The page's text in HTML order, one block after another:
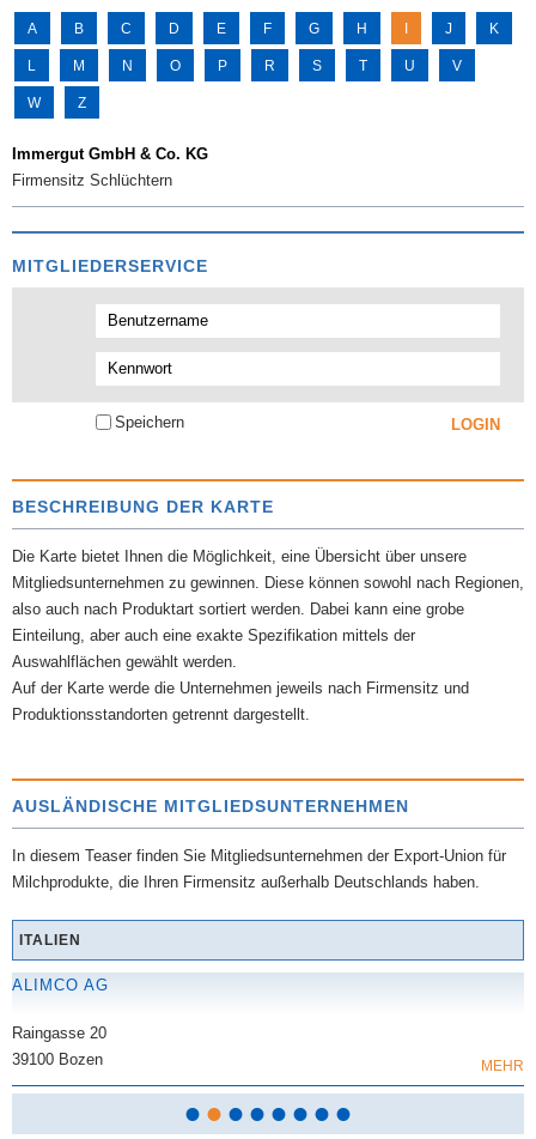
A B C D E F G H J K
M N O P R S T U V
W Z
Immergut GmbH & Co. KG
Firmensitz Schlüchtern
MITGLIEDERSERVICE
Speichern
BESCHREIBUNG DER KARTE
Die Karte bietet Ihnen die Möglichkeit, eine Übersicht über unsere
Mitgliedsunternehmen zu gewinnen. Diese können sowohl nach Regionen,
also auch nach Produktart sortiert werden. Dabei kann eine grobe
Einteilung, aber auch eine exakte Spezifikation mittels der
Auswahlflächen gewählt werden.
Auf der Karte werde die Unternehmen jeweils nach Firmensitz und
Produktionsstandorten getrennt dargestellt.
AUSLÄNDISCHE MITGLIEDSUNTERNEHMEN
In diesem Teaser finden Sie Mitgliedsunternehmen der Export-Union für
Milchprodukte, die Ihren Firmensitz außerhalb Deutschlands haben.
ITALIEN
ALIMCO AG
Raingasse 20
39100 Bozen
MEHR
••••••••